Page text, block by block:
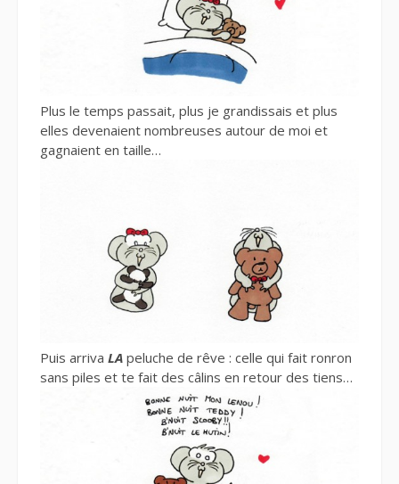
Plus le temps passait, plus je grandissais et plus
elles devenaient nombreuses autour de moi et
gagnaient en taille…
Puis arriva LA peluche de rêve : celle qui fait ronron
sans piles et te fait des câlins en retour des tiens…